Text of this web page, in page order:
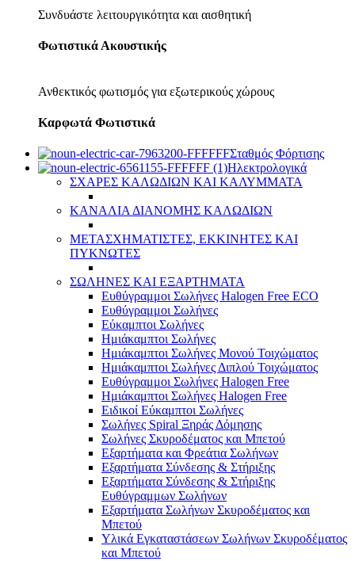
Συνδυάστε λειτουργικότητα και αισθητική
Φωτιστικά Ακουστικής
Ανθεκτικός φωτισμός για εξωτερικούς χώρους
Καρφωτά Φωτιστικά
Σταθμός Φόρτισης
Ηλεκτρολογικά
ΣΧΑΡΕΣ ΚΑΛΩΔΙΩΝ ΚΑΙ ΚΑΛΥΜΜΑΤΑ
ΚΑΝΑΛΙΑ ΔΙΑΝΟΜΗΣ ΚΑΛΩΔΙΩΝ
ΜΕΤΑΣΧΗΜΑΤΙΣΤΕΣ, ΕΚΚΙΝΗΤΕΣ ΚΑΙ
ΠΥΚΝΩΤΕΣ
ΣΩΛΗΝΕΣ ΚΑΙ ΕΞΑΡΤΗΜΑΤΑ
Ευθύγραμμοι Σωλήνες Halogen Free ECO
Ευθύγραμμοι Σωλήνες
Εύκαμπτοι Σωλήνες
Ημιάκαμπτοι Σωλήνες
Ημιάκαμπτοι Σωλήνες Μονού Τοιχώματος
Ημιάκαμπτοι Σωλήνες Διπλού Τοιχώματος
Ευθύγραμμοι Σωλήνες Halogen Free
Ημιάκαμπτοι Σωλήνες Halogen Free
Ειδικοί Εύκαμπτοι Σωλήνες
Σωλήνες Spiral Ξηράς Δόμησης
Σωλήνες Σκυροδέματος και Μπετού
Εξαρτήματα και Φρεάτια Σωλήνων
Εξαρτήματα Σύνδεσης & Στήριξης
Εξαρτήματα Σύνδεσης & Στήριξης
Ευθύγραμμων Σωλήνων
Εξαρτήματα Σωλήνων Σκυροδέματος και
Μπετού
Υλικά Εγκαταστάσεων Σωλήνων Σκυροδέματος
και Μπετού